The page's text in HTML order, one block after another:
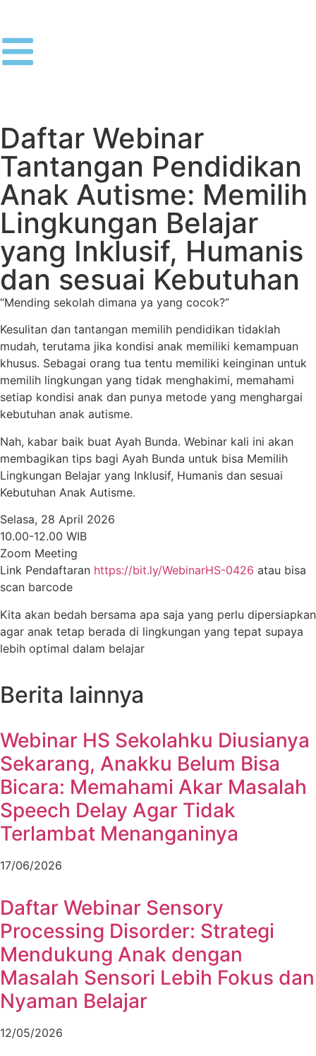
Daftar Webinar
Tantangan Pendidikan
Anak Autisme: Memilih
Lingkungan Belajar
yang Inklusif, Humanis
dan sesuai Kebutuhan
“Mending sekolah dimana ya yang cocok?”
Kesulitan dan tantangan memilih pendidikan tidaklah
mudah, terutama jika kondisi anak memiliki kemampuan
khusus. Sebagai orang tua tentu memiliki keinginan untuk
memilih lingkungan yang tidak menghakimi, memahami
setiap kondisi anak dan punya metode yang menghargai
kebutuhan anak autisme.
Nah, kabar baik buat Ayah Bunda. Webinar kali ini akan
membagikan tips bagi Ayah Bunda untuk bisa Memilih
Lingkungan Belajar yang Inklusif, Humanis dan sesuai
Kebutuhan Anak Autisme.
Selasa, 28 April 2026
10.00-12.00 WIB
Zoom Meeting
Link Pendaftaran https://bit.ly/WebinarHS-0426 atau bisa
scan barcode
Kita akan bedah bersama apa saja yang perlu dipersiapkan
agar anak tetap berada di lingkungan yang tepat supaya
lebih optimal dalam belajar
Berita lainnya
Webinar HS Sekolahku Diusianya
Sekarang, Anakku Belum Bisa
Bicara: Memahami Akar Masalah
Speech Delay Agar Tidak
Terlambat Menanganinya
17/06/2026
Daftar Webinar Sensory
Processing Disorder: Strategi
Mendukung Anak dengan
Masalah Sensori Lebih Fokus dan
Nyaman Belajar
12/05/2026